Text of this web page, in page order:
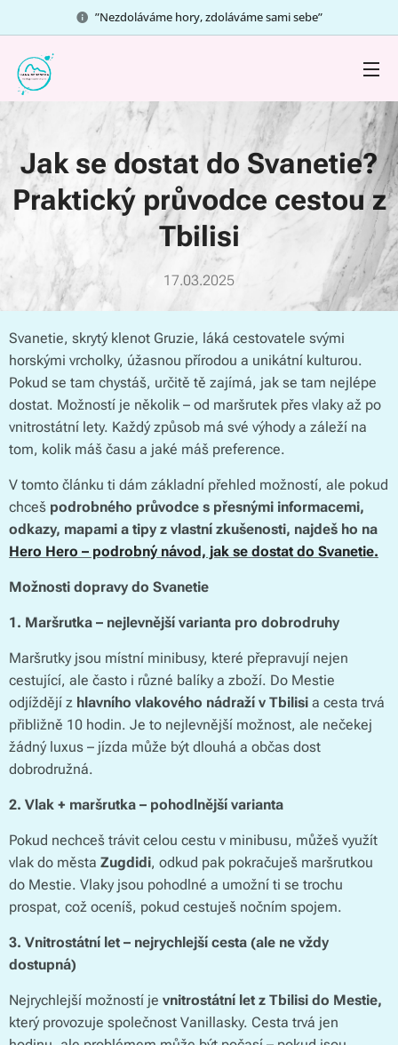
”Nezdoláváme hory, zdoláváme sami sebe”
Jak se dostat do Svanetie?
Praktický průvodce cestou z
Tbilisi
17.03.2025
Svanetie, skrytý klenot Gruzie, láká cestovatele svými
horskými vrcholky, úžasnou přírodou a unikátní kulturou.
Pokud se tam chystáš, určitě tě zajímá, jak se tam nejlépe
dostat. Možností je několik – od maršrutek přes vlaky až po
vnitrostátní lety. Každý způsob má své výhody a záleží na
tom, kolik máš času a jaké máš preference.
V tomto článku ti dám základní přehled možností, ale pokud
chceš podrobného průvodce s přesnými informacemi,
odkazy, mapami a tipy z vlastní zkušenosti, najdeš ho na
Hero Hero – podrobný návod, jak se dostat do Svanetie.
Možnosti dopravy do Svanetie
1. Maršrutka – nejlevnější varianta pro dobrodruhy
Maršrutky jsou místní minibusy, které přepravují nejen
cestující, ale často i různé balíky a zboží. Do Mestie
odjíždějí z hlavního vlakového nádraží v Tbilisi a cesta trvá
přibližně 10 hodin. Je to nejlevnější možnost, ale nečekej
žádný luxus – jízda může být dlouhá a občas dost
dobrodružná.
2. Vlak + maršrutka – pohodlnější varianta
Pokud nechceš trávit celou cestu v minibusu, můžeš využít
vlak do města Zugdidi, odkud pak pokračuješ maršrutkou
do Mestie. Vlaky jsou pohodlné a umožní ti se trochu
prospat, což oceníš, pokud cestuješ nočním spojem.
3. Vnitrostátní let – nejrychlejší cesta (ale ne vždy
dostupná)
Nejrychlejší možností je vnitrostátní let z Tbilisi do Mestie,
který provozuje společnost Vanillasky. Cesta trvá jen